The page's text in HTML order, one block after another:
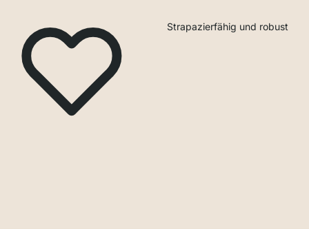
Strapazierfähig und robust